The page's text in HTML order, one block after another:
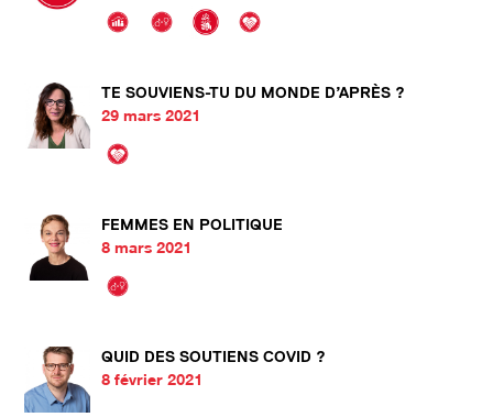
TE SOUVIENS-TU DU MONDE D’APRÈS ?
29 mars 2021
FEMMES EN POLITIQUE
8 mars 2021
QUID DES SOUTIENS COVID ?
8 février 2021